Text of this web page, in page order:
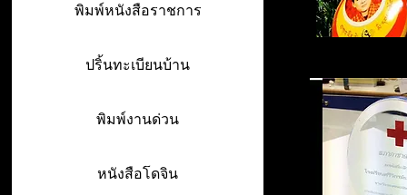
พิมพ์หนังสือราชการ
ปริ้นทะเบียนบ้าน
พิมพ์งานด่วน
หนังสือโดจิน